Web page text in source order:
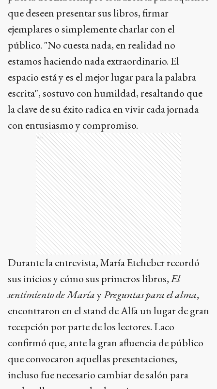
que deseen presentar sus libros, firmar
ejemplares o simplemente charlar con el
público. "No cuesta nada, en realidad no
estamos haciendo nada extraordinario. El
espacio está y es el mejor lugar para la palabra
escrita", sostuvo con humildad, resaltando que
la clave de su éxito radica en vivir cada jornada
con entusiasmo y compromiso.
Ads
Durante la entrevista, María Etcheber recordó
sus inicios y cómo sus primeros libros,El
sentimiento de MaríayPreguntas para el alma,
encontraron en el stand de Alfa un lugar de gran
recepción por parte de los lectores. Laco
confirmó que, ante la gran afluencia de público
que convocaron aquellas presentaciones,
incluso fue necesario cambiar de salón para